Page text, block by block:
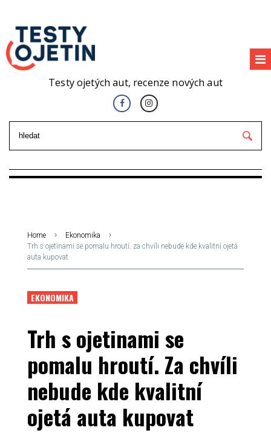
Testy ojetých aut, recenze nových aut
Home
Ekonomika
Trh s ojetinami se pomalu hroutí. za chvíli nebude kde kvalitní ojetá
auta kupovat
EKONOMIKA
Trh s ojetinami se
pomalu hroutí. Za chvíli
nebude kde kvalitní
ojetá auta kupovat